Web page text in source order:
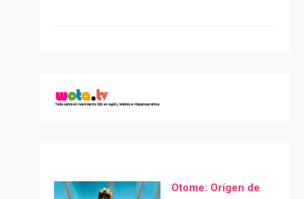
Otome: Orígen de